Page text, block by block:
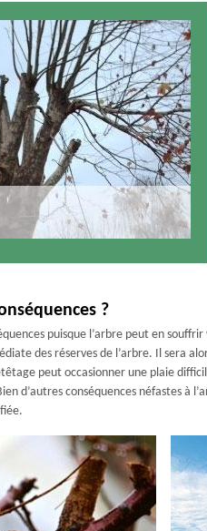
?
puisque l’arbre peut en
des réserves de l’arbre. Il sera
peut occasionner une plaie
d’autres conséquences néfastes à